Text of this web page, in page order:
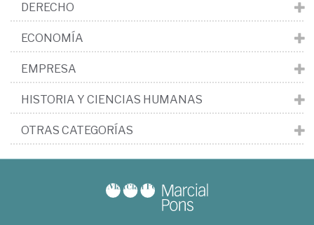
DERECHO
ECONOMÍA
EMPRESA
HISTORIA Y CIENCIAS HUMANAS
OTRAS CATEGORÍAS